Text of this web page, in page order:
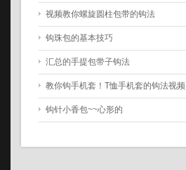
视频教你螺旋圆柱包带的钩法
钩珠包的基本技巧
汇总的手提包带子钩法
教你钩手机套！T恤手机套的钩法视频
钩针小香包~~心形的